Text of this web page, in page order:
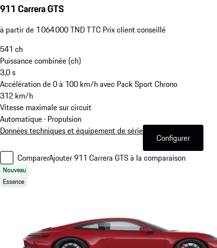
911 Carrera GTS
à partir de 1 064 000 TND TTC Prix client conseillé
541 ch
Puissance combinée (ch)
3,0s
Accélération de 0 à 100 km/h avec Pack Sport Chrono
312 km/h
Vitesse maximale sur circuit
Automatique · Propulsion
Données techniques et équipement de série
Configurer
ComparerAjouter 911 Carrera GTS à la comparaison
Nouveau
Essence